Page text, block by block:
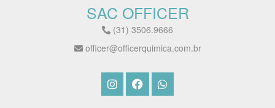
SAC OFFICER
(31) 3506.9666
officer@officerquimica.com.br